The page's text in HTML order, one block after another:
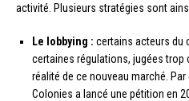
activité. Plusieurs stratégies sont
Le lobbying : certains acteurs du
certaines régulations, jugées trop
réalité de ce nouveau marché.
Colonies a lancé une pétition en